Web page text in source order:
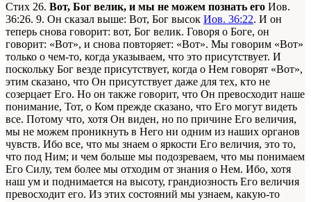
Стих 26. Вот, Бог велик, и мы не можем познать его Иов.
36:26. 9. Он сказал выше: Вот, Бог высок Иов. 36:22. И он
теперь снова говорит: вот, Бог велик. Говоря о Боге, он
говорит: «Вот», и снова повторяет: «Вот». Мы говорим «Вот»
только о чем-то, когда указываем, что это присутствует. И
поскольку Бог везде присутствует, когда о Нем говорят «Вот»,
этим сказано, что Он присутствует даже для тех, кто не
созерцает Его. Но он также говорит, что Он превосходит наше
понимание, Тот, о Ком прежде сказано, что Его могут видеть
все. Потому что, хотя Он виден, но по причине Его величия,
мы не можем проникнуть в Него ни одним из наших органов
чувств. Ибо все, что мы знаем о яркости Его величия, это то,
что под Ним; и чем больше мы подозреваем, что мы понимаем
Его Силу, тем более мы отходим от знания о Нем. Ибо, хотя
наш ум и поднимается на высоту, грандиозность Его величия
превосходит его. Из этих состояний мы узнаем, какую-то